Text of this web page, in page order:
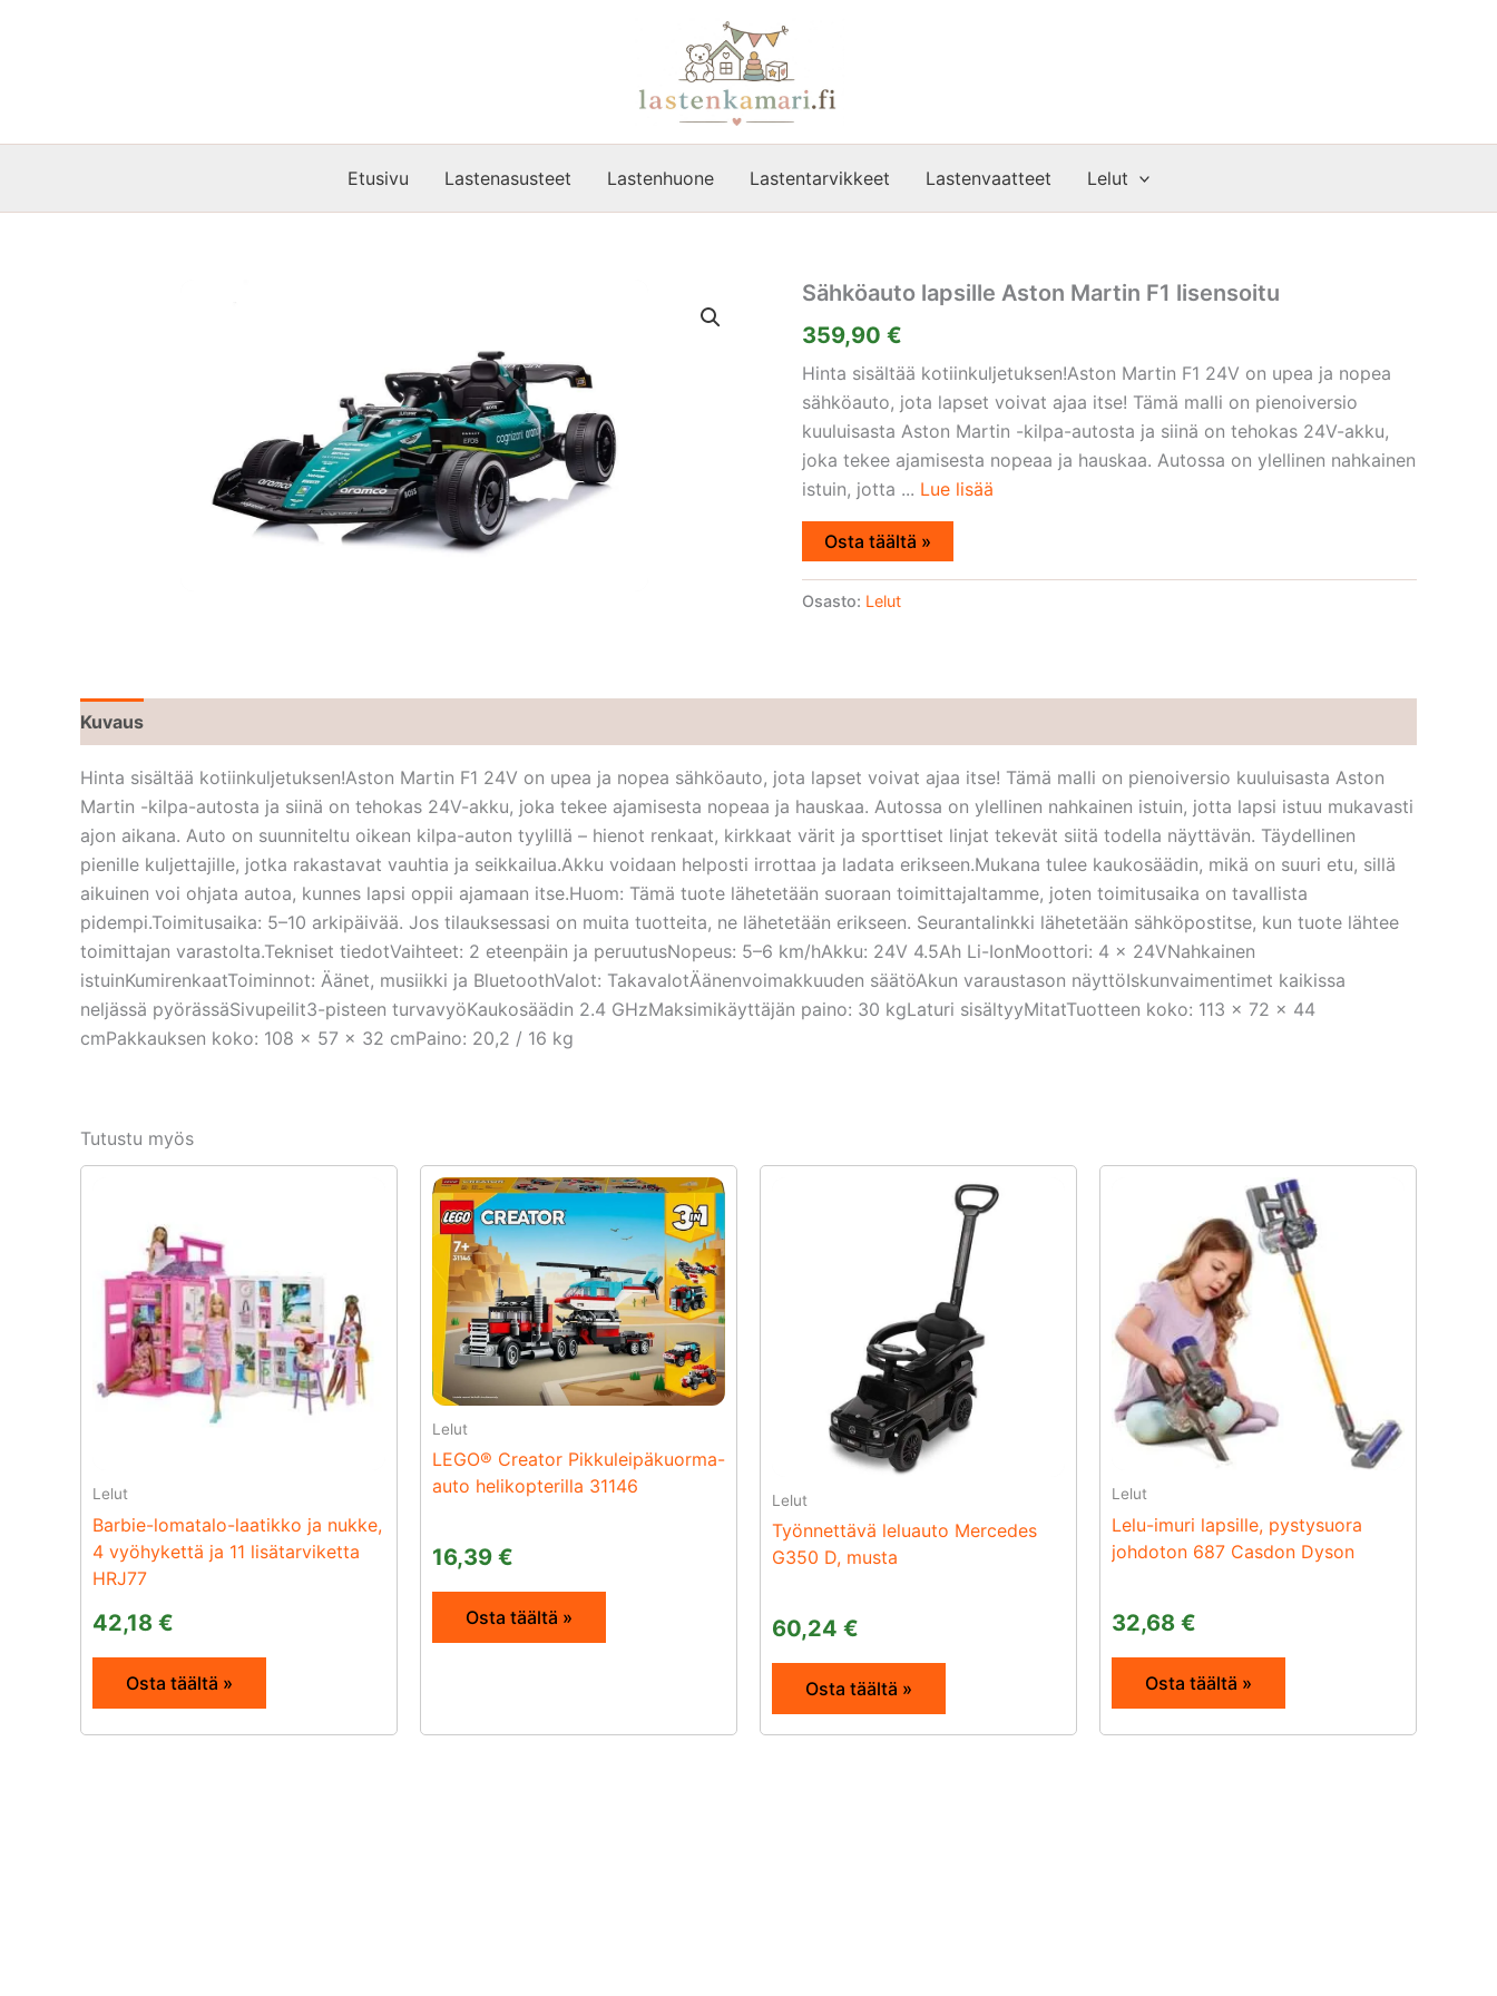
Etusivu Lastenasusteet Lastenhuone Lastentarvikkeet Lastenvaatteet Lelut
Sähköauto lapsille Aston Martin F1 lisensoitu
359,90 €
Hinta sisältää kotiinkuljetuksen!Aston Martin F1 24V on upea ja nopea
sähköauto, jota lapset voivat ajaa itse! Tämä malli on pienoiversio
kuuluisasta Aston Martin -kilpa-autosta ja siinä on tehokas 24V-akku,
joka tekee ajamisesta nopeaa ja hauskaa. Autossa on ylellinen nahkainen
istuin, jotta ... Lue lisää
Osta täältä »
Osasto: Lelut
Kuvaus
Hinta sisältää kotiinkuljetuksen!Aston Martin F1 24V on upea ja nopea sähköauto, jota lapset voivat ajaa itse! Tämä malli on pienoiversio kuuluisasta Aston
Martin -kilpa-autosta ja siinä on tehokas 24V-akku, joka tekee ajamisesta nopeaa ja hauskaa. Autossa on ylellinen nahkainen istuin, jotta lapsi istuu mukavasti
ajon aikana. Auto on suunniteltu oikean kilpa-auton tyylillä – hienot renkaat, kirkkaat värit ja sporttiset linjat tekevät siitä todella näyttävän. Täydellinen
pienille kuljettajille, jotka rakastavat vauhtia ja seikkailua.Akku voidaan helposti irrottaa ja ladata erikseen.Mukana tulee kaukosäädin, mikä on suuri etu, sillä
aikuinen voi ohjata autoa, kunnes lapsi oppii ajamaan itse.Huom: Tämä tuote lähetetään suoraan toimittajaltamme, joten toimitusaika on tavallista
pidempi.Toimitusaika: 5–10 arkipäivää. Jos tilauksessasi on muita tuotteita, ne lähetetään erikseen. Seurantalinkki lähetetään sähköpostitse, kun tuote lähtee
toimittajan varastolta.Tekniset tiedotVaihteet: 2 eteenpäin ja peruutusNopeus: 5–6 km/hAkku: 24V 4.5Ah Li-IonMoottori: 4 × 24VNahkainen
istuinKumirenkaatToiminnot: Äänet, musiikki ja BluetoothValot: TakavalotÄänenvoimakkuuden säätöAkun varaustason näyttöIskunvaimentimet kaikissa
neljässä pyörässäSivupeilit3-pisteen turvavyöKaukosäädin 2.4 GHzMaksimikäyttäjän paino: 30 kgLaturi sisältyyMitatTuotteen koko: 113 × 72 × 44
cmPakkauksen koko: 108 × 57 × 32 cmPaino: 20,2 / 16 kg
Tutustu myös
Lelut
Barbie-lomatalo-laatikko ja nukke,
4 vyöhykettä ja 11 lisätarviketta
HRJ77
42,18 €
Osta täältä »
Lelut
LEGO® Creator Pikkuleipäkuorma-
auto helikopterilla 31146
16,39 €
Osta täältä »
Lelut
Työnnettävä leluauto Mercedes
G350 D, musta
60,24 €
Osta täältä »
Lelut
Lelu-imuri lapsille, pystysuora
johdoton 687 Casdon Dyson
32,68 €
Osta täältä »